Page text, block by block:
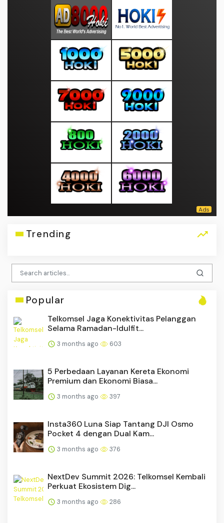
Trending
Popular
Telkomsel Jaga Konektivitas Pelanggan
Selama Ramadan-Idulfit...
3 months ago 603
5 Perbedaan Layanan Kereta Ekonomi
Premium dan Ekonomi Biasa...
3 months ago 397
Insta360 Luna Siap Tantang DJI Osmo
Pocket 4 dengan Dual Kam...
3 months ago 376
NextDev Summit 2026: Telkomsel Kembali
Perkuat Ekosistem Dig...
3 months ago 286